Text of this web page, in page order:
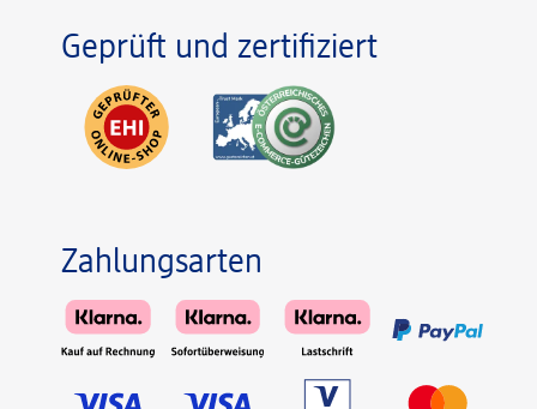
Geprüft und zertifiziert
Zahlungsarten